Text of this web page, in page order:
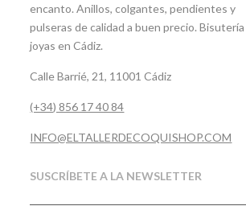
encanto. Anillos, colgantes, pendientes y
pulseras de calidad a buen precio.
joyas en Cádiz.
Calle Barrié, 21, 11001 Cádiz
(+34) 856 17 40 84
INFO@ELTALLERDECOQUISHOP.COM
SUSCRÍBETE A LA NEWSLETTER